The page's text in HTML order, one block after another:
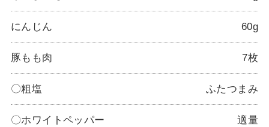
にんじん 60g
豚もも肉 7枚
〇粗塩 ふたつまみ
〇ホワイトペッパー 適量